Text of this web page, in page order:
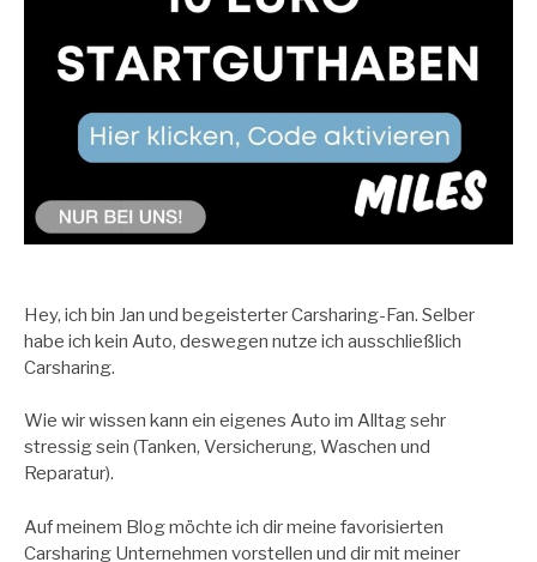
Hey, ich bin Jan und begeisterter Carsharing-Fan. Selber
habe ich kein Auto, deswegen nutze ich ausschließlich
Carsharing.
Wie wir wissen kann ein eigenes Auto im Alltag sehr
stressig sein (Tanken, Versicherung, Waschen und
Reparatur).
Auf meinem Blog möchte ich dir meine favorisierten
Carsharing Unternehmen vorstellen und dir mit meiner